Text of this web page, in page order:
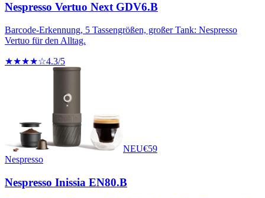
Nespresso Vertuo Next GDV6.B
Barcode-Erkennung, 5 Tassengrößen, großer Tank: Nespresso
Vertuo für den Alltag.
★★★★☆4.3/5
NEU€59
Nespresso
Nespresso Inissia EN80.B